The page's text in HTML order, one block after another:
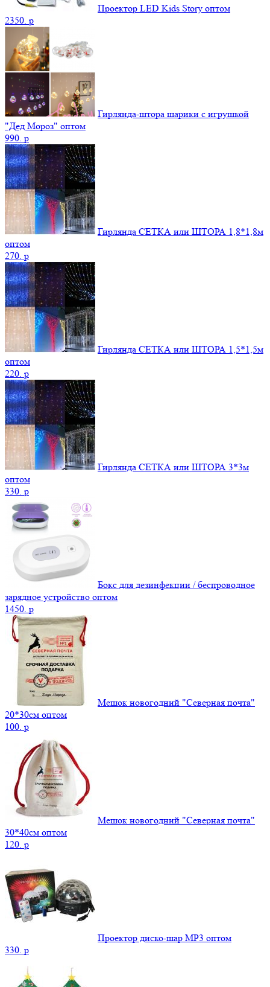
Проектор LED Kids Story оптом
2350. p
Гирлянда-штора шарики с игрушкой
"Дед Мороз" оптом
990. p
Гирлянда СЕТКА или ШТОРА 1,8*1,8м
оптом
270. p
Гирлянда СЕТКА или ШТОРА 1,5*1,5м
оптом
220. p
Гирлянда СЕТКА или ШТОРА 3*3м
оптом
330. p
Бокс для дезинфекции / беспроводное
зарядное устройство оптом
1450. p
Мешок новогодний "Северная почта"
20*30см оптом
100. p
Мешок новогодний "Северная почта"
30*40см оптом
120. p
Проектор диско-шар MP3 оптом
330. p